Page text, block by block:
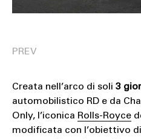
Creata nell’arco di soli 3
automobilistico RD e da
Only, l’iconica Rolls-Royce
modificata con l’obiettivo